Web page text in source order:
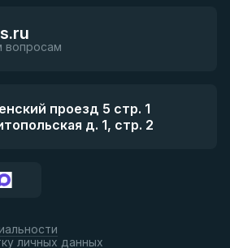
вопросам
проезд 5 стр. 1
д. 1, стр. 2
личных данных